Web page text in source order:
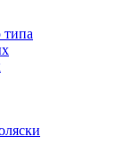
типа